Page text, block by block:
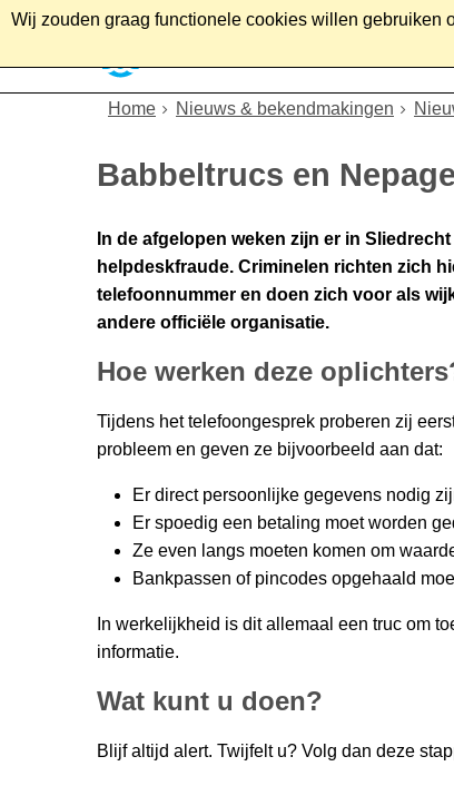
Wij zouden graag functionele cookies willen gebruiken
Home Nieuws & bekendmakingen
Babbeltrucs en
In de afgelopen weken zijn er in
helpdeskfraude. Criminelen richten zich
telefoonnummer en doen zich voor als
andere officiële organisatie.
Hoe werken deze
Tijdens het telefoongesprek proberen zij
probleem en geven ze bijvoorbeeld aan dat:
Er direct persoonlijke gegevens nodig
Er spoedig een betaling moet worden
Ze even langs moeten komen om
Bankpassen of pincodes opgehaald
In werkelijkheid is dit allemaal een truc om
informatie.
Wat kunt u doen?
Blijf altijd alert. Twijfelt u? Volg dan deze